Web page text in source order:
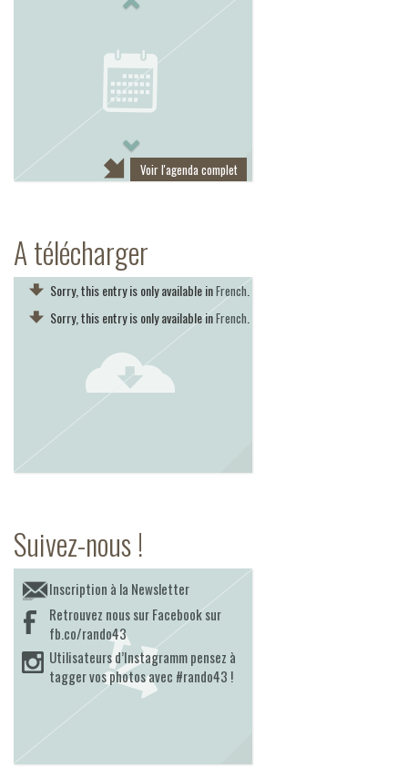
Voir l'agenda complet
A télécharger
Sorry, this entry is only available inFrench
Sorry, this entry is only available inFrench
Suivez-nous !
Inscription à la Newsletter
Retrouvez nous sur Facebook sur
fb.co/rando43
Utilisateurs d’Instagramm pensez à
tagger vos photos avec #rando43 !